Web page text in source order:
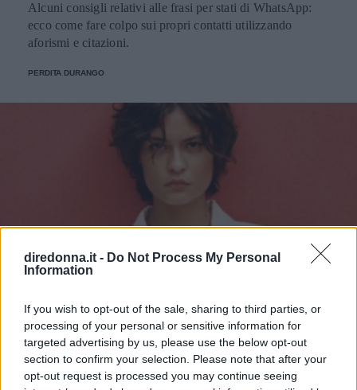
diredonna.it - Do Not Process My Personal
Information
If you wish to opt-out of the sale, sharing to third parties, or
processing of your personal or sensitive information for
targeted advertising by us, please use the below opt-out
section to confirm your selection. Please note that after your
opt-out request is processed you may continue seeing
Alcuni consigli relativi alle frasi per stati di WhatsApp:
ecco come fare colpo sui propri contatti utilizzando
aforismi e citazioni.
PERDITA DURANGO